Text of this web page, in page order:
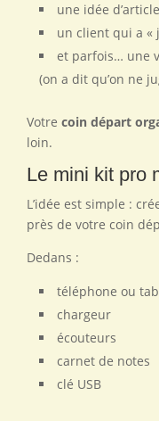
une idée
un client qui a «
et parfois… une
(on a dit qu’on ne
Votre coin départ
loin.
Le mini kit pro
L’idée est simple :
près de votre coin
Dedans :
téléphone ou
chargeur
écouteurs
carnet de notes
clé USB